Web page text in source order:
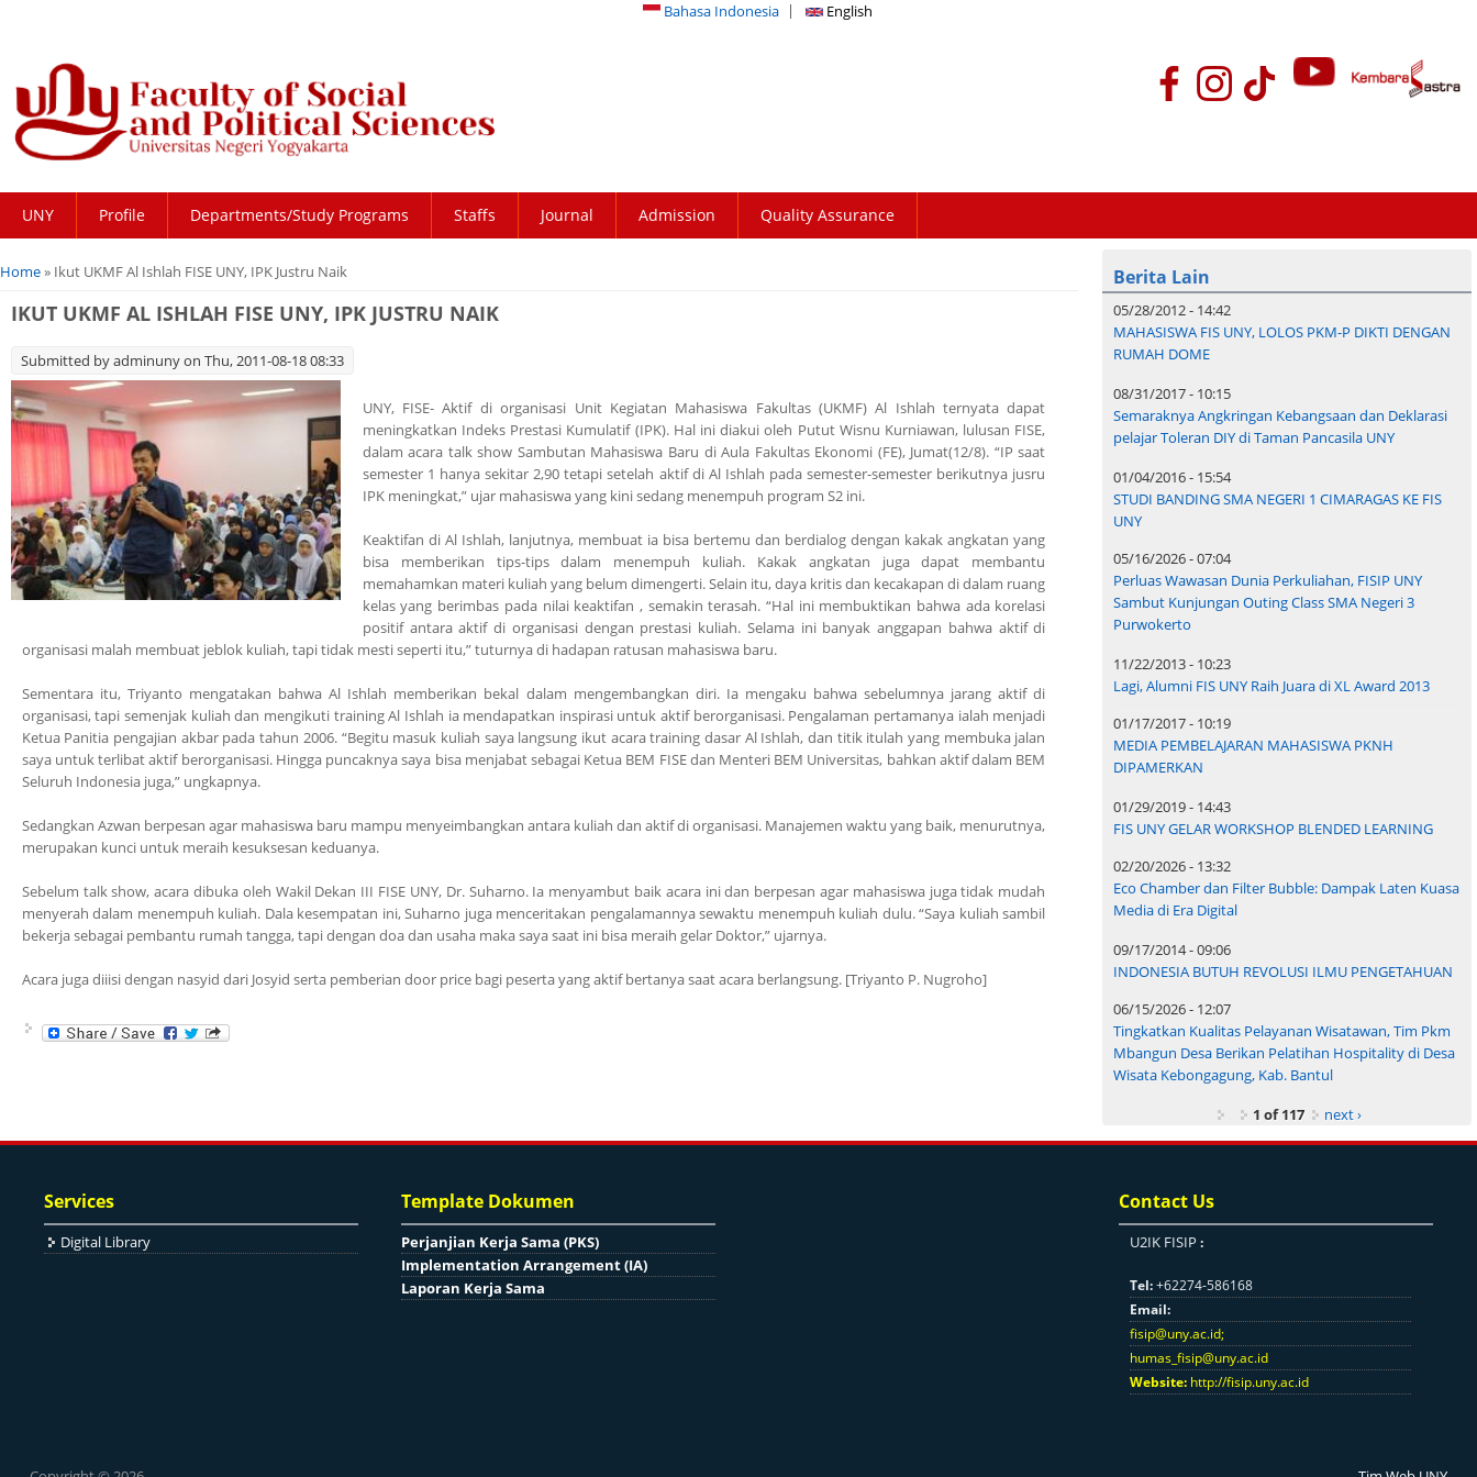
Bahasa Indonesia English
UNY Profile Departments/Study Programs Staffs Journal Admission Quality Assurance
You are here
Home» Ikut UKMF Al Ishlah FISE UNY, IPK Justru Naik
IKUT UKMF AL ISHLAH FISE UNY, IPK JUSTRU NAIK
Submitted byadminunyon Thu, 2011-08-18 08:33
UNY, FISE- Aktif di organisasi Unit Kegiatan Mahasiswa Fakultas (UKMF) Al Ishlah ternyata dapat
meningkatkan Indeks Prestasi Kumulatif (IPK). Hal ini diakui oleh Putut Wisnu Kurniawan, lulusan FISE,
dalam acara talk show Sambutan Mahasiswa Baru di Aula Fakultas Ekonomi (FE), Jumat(12/8). “IP saat
semester 1 hanya sekitar 2,90 tetapi setelah aktif di Al Ishlah pada semester-semester berikutnya jusru
IPK meningkat,” ujar mahasiswa yang kini sedang menempuh program S2 ini.
Keaktifan di Al Ishlah, lanjutnya, membuat ia bisa bertemu dan berdialog dengan kakak angkatan yang
bisa memberikan tips-tips dalam menempuh kuliah. Kakak angkatan juga dapat membantu
memahamkan materi kuliah yang belum dimengerti. Selain itu, daya kritis dan kecakapan di dalam ruang
kelas yang berimbas pada nilai keaktifan , semakin terasah. “Hal ini membuktikan bahwa ada korelasi
positif antara aktif di organisasi dengan prestasi kuliah. Selama ini banyak anggapan bahwa aktif di
organisasi malah membuat jeblok kuliah, tapi tidak mesti seperti itu,” tuturnya di hadapan ratusan mahasiswa baru.
Sementara itu, Triyanto mengatakan bahwa Al Ishlah memberikan bekal dalam mengembangkan diri. Ia mengaku bahwa sebelumnya jarang aktif di
organisasi, tapi semenjak kuliah dan mengikuti training Al Ishlah ia mendapatkan inspirasi untuk aktif berorganisasi. Pengalaman pertamanya ialah menjadi
Ketua Panitia pengajian akbar pada tahun 2006. “Begitu masuk kuliah saya langsung ikut acara training dasar Al Ishlah, dan titik itulah yang membuka jalan
saya untuk terlibat aktif berorganisasi. Hingga puncaknya saya bisa menjabat sebagai Ketua BEM FISE dan Menteri BEM Universitas, bahkan aktif dalam BEM
Seluruh Indonesia juga,” ungkapnya.
Sedangkan Azwan berpesan agar mahasiswa baru mampu menyeimbangkan antara kuliah dan aktif di organisasi. Manajemen waktu yang baik, menurutnya,
merupakan kunci untuk meraih kesuksesan keduanya.
Sebelum talk show, acara dibuka oleh Wakil Dekan III FISE UNY, Dr. Suharno. Ia menyambut baik acara ini dan berpesan agar mahasiswa juga tidak mudah
menyerah dalam menempuh kuliah. Dala kesempatan ini, Suharno juga menceritakan pengalamannya sewaktu menempuh kuliah dulu. “Saya kuliah sambil
bekerja sebagai pembantu rumah tangga, tapi dengan doa dan usaha maka saya saat ini bisa meraih gelar Doktor,” ujarnya.
Acara juga diiisi dengan nasyid dari Josyid serta pemberian door price bagi peserta yang aktif bertanya saat acara berlangsung. [Triyanto P. Nugroho]
Berita Lain
05/28/2012 - 14:42
MAHASISWA FIS UNY, LOLOS PKM-P DIKTI DENGAN
RUMAH DOME
08/31/2017 - 10:15
Semaraknya Angkringan Kebangsaan dan Deklarasi
pelajar Toleran DIY di Taman Pancasila UNY
01/04/2016 - 15:54
STUDI BANDING SMA NEGERI 1 CIMARAGAS KE FIS
UNY
05/16/2026 - 07:04
Perluas Wawasan Dunia Perkuliahan, FISIP UNY
Sambut Kunjungan Outing Class SMA Negeri 3
Purwokerto
11/22/2013 - 10:23
Lagi, Alumni FIS UNY Raih Juara di XL Award 2013
01/17/2017 - 10:19
MEDIA PEMBELAJARAN MAHASISWA PKNH
DIPAMERKAN
01/29/2019 - 14:43
FIS UNY GELAR WORKSHOP BLENDED LEARNING
02/20/2026 - 13:32
Eco Chamber dan Filter Bubble: Dampak Laten Kuasa
Media di Era Digital
09/17/2014 - 09:06
INDONESIA BUTUH REVOLUSI ILMU PENGETAHUAN
06/15/2026 - 12:07
Tingkatkan Kualitas Pelayanan Wisatawan, Tim Pkm
Mbangun Desa Berikan Pelatihan Hospitality di Desa
Wisata Kebongagung, Kab. Bantul
1 of 117
next ›
Services
Digital Library
Template Dokumen
Perjanjian Kerja Sama (PKS)
Implementation Arrangement (IA)
Laporan Kerja Sama
Contact Us
U2IK FISIP :
Tel:+62274-586168
Email:
fisip@uny.ac.id;
humas_fisip@uny.ac.id
Website: http://fisip.uny.ac.id